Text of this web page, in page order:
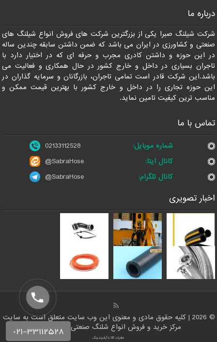
درباره ما
شرکت شیلنگ صبرا یکی از بزرگترین شرکت های فروش انواع شیلنگ های
صنعتی و کشاورزی در ایران می باشد که ضمن داشتن سابقه چندین ساله
در این حوزه و داشتن کادری مجرب و حرفه ای که در اختیار دارد با
تاجران بسیاری در داخل و خارج کشور در حال همکاری و فعالیت می
باشد.این شرکت قادر است تمامی تاجران، بازرگانان و سرمایه گذاران در
این حوزه تجاری را در داخل و خارج کشور با بهترین قیمت ممکن و
مناسب ترین کیفیت تامین نماید.
تماس با ما
شماره موبایل:
02133112528
کانال ایتا:
@SabraHose
کانال تلگرام:
@SabraHose
اخبار تصویری
© 2026 | کلیه حقوق مادی و معنوی این وب سایت متعلق است به سایت
مرکز خرید و فروش انواع شلنگ صنعتی | شلنگ من
صادرات کالا با آرادبرندینگ